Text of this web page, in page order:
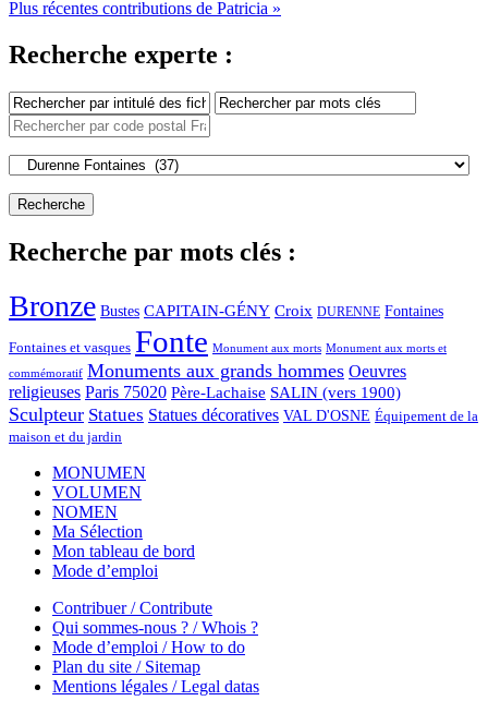
Plus récentes contributions de Patricia »
Recherche experte :
Recherche par mots clés :
Bronze Bustes CAPITAIN-GÉNY Croix DURENNE Fontaines
Fontaines et vasques Fonte Monument aux morts Monument aux morts et
commémoratif Monuments aux grands hommes Oeuvres
religieuses Paris 75020 Père-Lachaise SALIN (vers 1900)
Sculpteur Statues Statues décoratives VAL D'OSNE Équipement de la
maison et du jardin
MONUMEN
VOLUMEN
NOMEN
Ma Sélection
Mon tableau de bord
Mode d’emploi
Contribuer / Contribute
Qui sommes-nous ? / Whois ?
Mode d’emploi / How to do
Plan du site / Sitemap
Mentions légales / Legal datas